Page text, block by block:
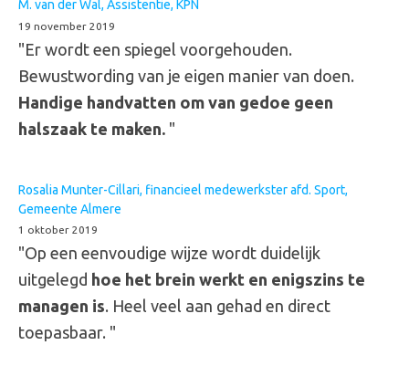
M. van der Wal, Assistentie, KPN
19 november 2019
"Er wordt een spiegel voorgehouden.
Bewustwording van je eigen manier van doen.
Handige handvatten om van gedoe geen
halszaak te maken. "
Rosalia Munter-Cillari, financieel medewerkster afd. Sport,
Gemeente Almere
1 oktober 2019
"Op een eenvoudige wijze wordt duidelijk
uitgelegd hoe het brein werkt en enigszins te
managen is. Heel veel aan gehad en direct
toepasbaar. "